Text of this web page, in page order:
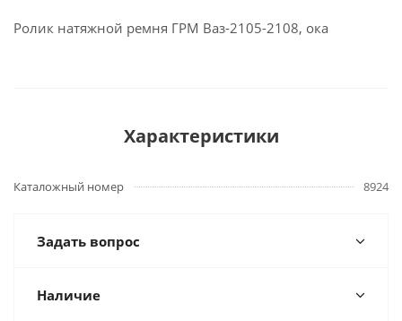
Ролик натяжной ремня ГРМ Ваз-2105-2108, ока
Характеристики
Каталожный номер 8924
Задать вопрос
Наличие